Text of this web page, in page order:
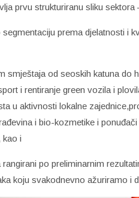
prvu strukturiranu sliku
prema djelatnosti i
smještaja od seoskih katuna do
i rentiranje green vozila i
u aktivnosti lokalne
i bio-kozmetike i
kao i
po preliminarnim
koju svakodnevno ažuriramo i